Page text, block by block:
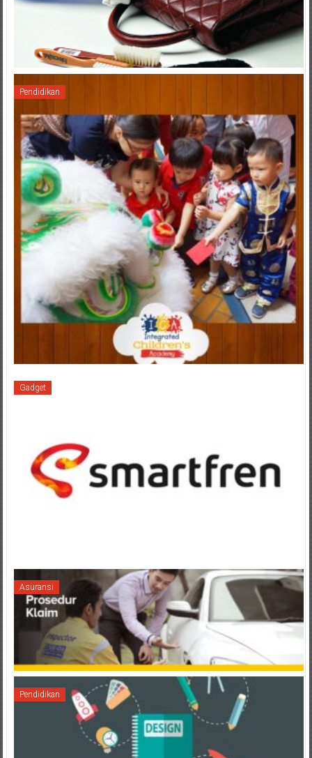
Pendidikan
Gadget
Asuransi
Pendidikan